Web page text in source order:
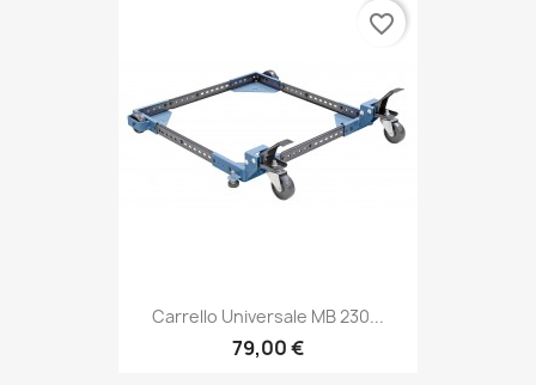
Carrello Universale MB 230...
79,00 €
favorite_border